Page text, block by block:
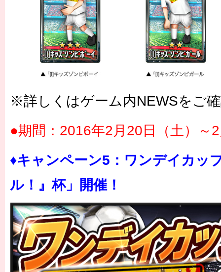
※詳しくはゲーム内NEWSをご
●期間：2016年2月20日（土）～
♦キャンペーン5：ワンデイカッ
ル！』杯」開催！